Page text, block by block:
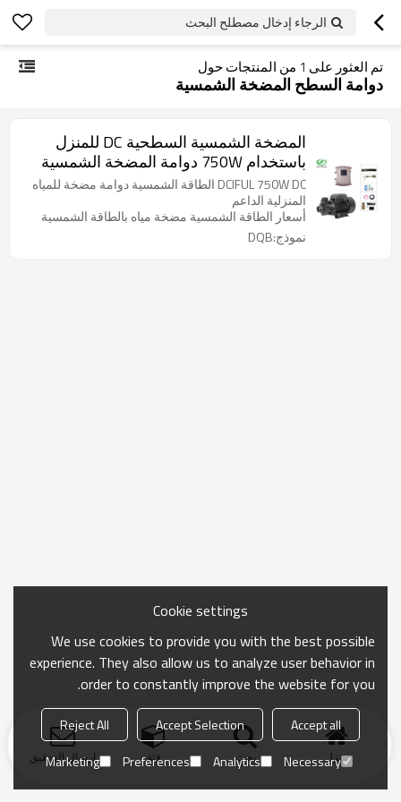
الرجاء إدخال مصطلح البحث
تم العثور على 1 من المنتجات حول
دوامة السطح المضخة الشمسية
المضخة الشمسية السطحية DC للمنزل
باستخدام 750W دوامة المضخة الشمسية
DCIFUL 750W DC الطاقة الشمسية دوامة مضخة للمياه
المنزلية الداعم
أسعار الطاقة الشمسية مضخة مياه بالطاقة الشمسية
نموذج:DQB
منزل بحث فئة ارسال التحقيق
Cookie settings
We use cookies to provide you with the best possible
experience. They also allow us to analyze user behavior in
order to constantly improve the website for you.
Accept all
Accept Selection
Reject All
Necessary
Analytics
Preferences
Marketing